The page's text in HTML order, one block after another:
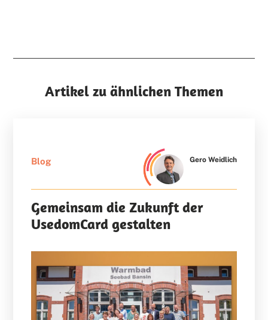
Artikel zu ähnlichen Themen
Blog Gero Weidlich
Gemeinsam die Zukunft der
UsedomCard gestalten